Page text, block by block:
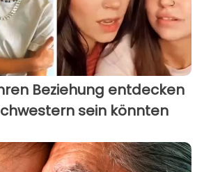
Beziehung entdecken
sein könnten